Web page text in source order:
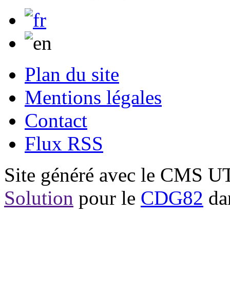
Plan du site
Mentions légales
Contact
Flux RSS
Site généré avec le CMS
Solution pour le CDG82